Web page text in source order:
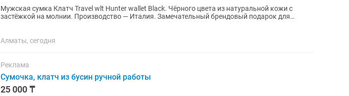
Мужская сумка Клатч Travel wlt Hunter wallet Black. Чёрного цвета из натуральной кожи с
застёжкой на молнии. Производство — Италия. Замечательный брендовый подарок для
Алматы, сегодня
Реклама
Сумочка, клатч из бусин ручной работы
25 000 ₸